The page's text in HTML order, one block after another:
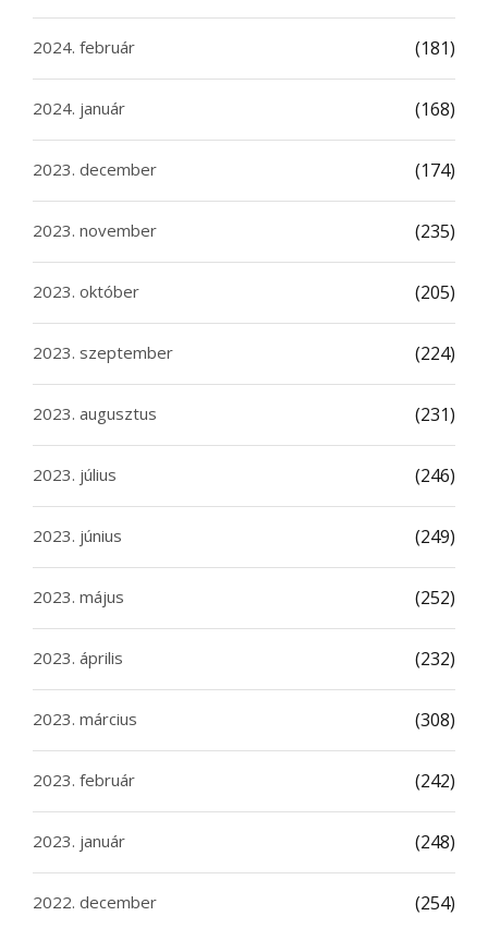
2024. február (181)
2024. január (168)
2023. december (174)
2023. november (235)
2023. október (205)
2023. szeptember (224)
2023. augusztus (231)
2023. július (246)
2023. június (249)
2023. május (252)
2023. április (232)
2023. március (308)
2023. február (242)
2023. január (248)
2022. december (254)